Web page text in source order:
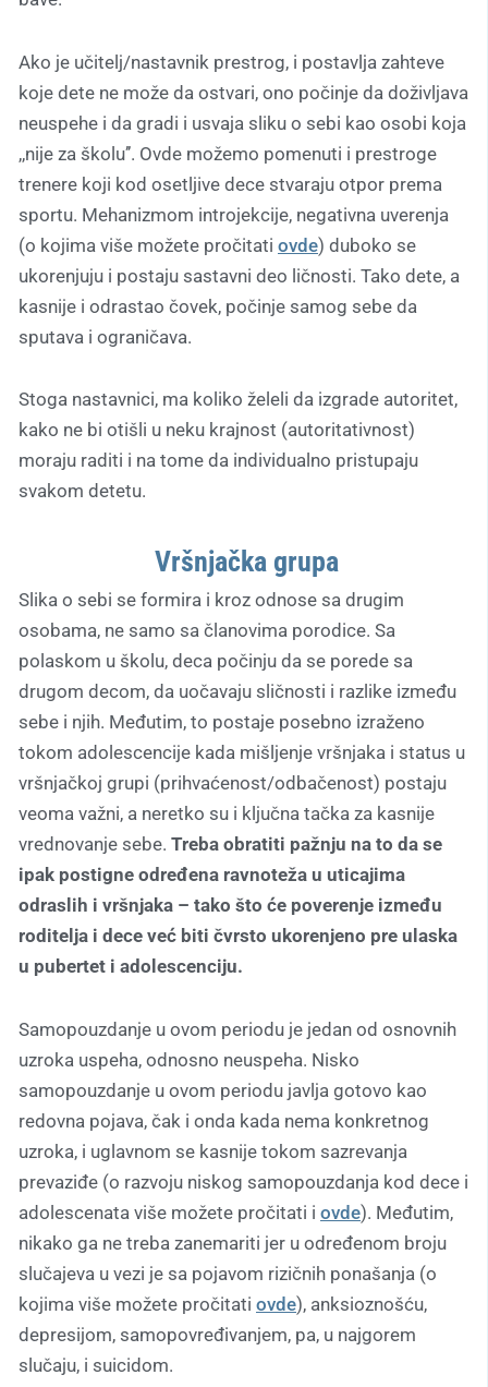
Ako je učitelj/nastavnik prestrog, i postavlja zahteve
koje dete ne može da ostvari, ono počinje da doživljava
neuspehe i da gradi i usvaja sliku o sebi kao osobi koja
,,nije za školu’’. Ovde možemo pomenuti i prestroge
trenere koji kod osetljive dece stvaraju otpor prema
sportu. Mehanizmom introjekcije, negativna uverenja
(o kojima više možete pročitati ovde) duboko se
ukorenjuju i postaju sastavni deo ličnosti. Tako dete, a
kasnije i odrastao čovek, počinje samog sebe da
sputava i ograničava.
Stoga nastavnici, ma koliko želeli da izgrade autoritet,
kako ne bi otišli u neku krajnost (autoritativnost)
moraju raditi i na tome da individualno pristupaju
svakom detetu.
Vršnjačka grupa
Slika o sebi se formira i kroz odnose sa drugim
osobama, ne samo sa članovima porodice. Sa
polaskom u školu, deca počinju da se porede sa
drugom decom, da uočavaju sličnosti i razlike između
sebe i njih. Međutim, to postaje posebno izraženo
tokom adolescencije kada mišljenje vršnjaka i status u
vršnjačkoj grupi (prihvaćenost/odbačenost) postaju
veoma važni, a neretko su i ključna tačka za kasnije
vrednovanje sebe. Treba obratiti pažnju na to da se
ipak postigne određena ravnoteža u uticajima
odraslih i vršnjaka – tako što će poverenje između
roditelja i dece već biti čvrsto ukorenjeno pre ulaska
u pubertet i adolescenciju.
Samopouzdanje u ovom periodu je jedan od osnovnih
uzroka uspeha, odnosno neuspeha. Nisko
samopouzdanje u ovom periodu javlja gotovo kao
redovna pojava, čak i onda kada nema konkretnog
uzroka, i uglavnom se kasnije tokom sazrevanja
prevaziđe (o razvoju niskog samopouzdanja kod dece i
adolescenata više možete pročitati i ovde). Međutim,
nikako ga ne treba zanemariti jer u određenom broju
slučajeva u vezi je sa pojavom rizičnih ponašanja (o
kojima više možete pročitati ovde), anksioznošću,
depresijom, samopovređivanjem, pa, u najgorem
slučaju, i suicidom.